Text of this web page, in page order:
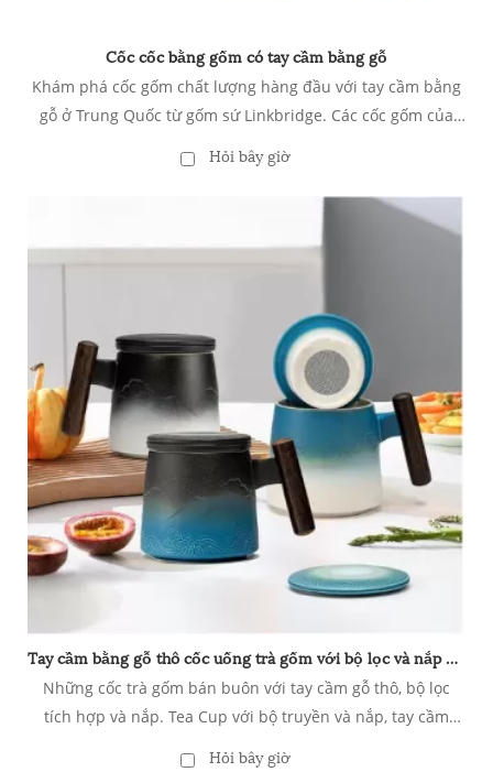
Cốc cốc bằng gốm có tay cầm bằng gỗ
Khám phá cốc gốm chất lượng hàng đầu với tay cầm bằng
gỗ ở Trung Quốc từ gốm sứ Linkbridge. Các cốc gốm của
trộn độc đáo của thiết kế và chức năng hiện đại. Hoàn hảo
cho nhà, văn phòng, hoặc sử dụng quán cà phê. Liên hệ
với chúng tôi để biết giá bán buôn cạnh tranh và nâng cao
Hỏi bây giờ
Tay cầm bằng gỗ thô cốc uống trà gốm với bộ lọc và nắp bán buôn
Những cốc trà gốm bán buôn với tay cầm gỗ thô, bộ lọc
tích hợp và nắp. Tea Cup với bộ truyền và nắp, tay cầm
Hỏi bây giờ